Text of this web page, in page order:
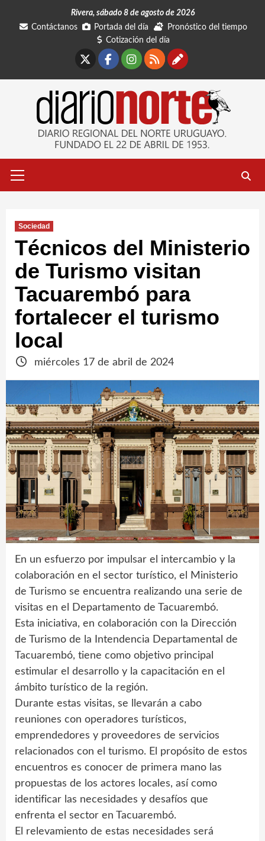
Rivera, sábado 8 de agosto de 2026
Contáctanos
Portada del día
Pronóstico del tiempo
Cotización del día
Facebook
Instagram
RSSContáctanos
primario
Sociedad
Técnicos del Ministerio
de Turismo visitan
Tacuarembó para
fortalecer el turismo
local
miércoles 17 de abril de 2024
En un esfuerzo por impulsar el intercambio y la
colaboración en el sector turístico, el Ministerio
de Turismo se encuentra realizando una serie de
visitas en el Departamento de Tacuarembó.
Esta iniciativa, en colaboración con la Dirección
de Turismo de la Intendencia Departamental de
Tacuarembó, tiene como objetivo principal
estimular el desarrollo y la capacitación en el
ámbito turístico de la región.
Durante estas visitas, se llevarán a cabo
reuniones con operadores turísticos,
emprendedores y proveedores de servicios
relacionados con el turismo. El propósito de estos
encuentros es conocer de primera mano las
propuestas de los actores locales, así como
identificar las necesidades y desafíos que
enfrenta el sector en Tacuarembó.
El relevamiento de estas necesidades será